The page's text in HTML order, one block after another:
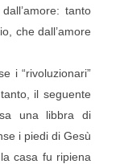
tanto
che dall’amore
i “rivoluzionari”
il seguente
una libbra di
i piedi di Gesù
casa fu ripiena